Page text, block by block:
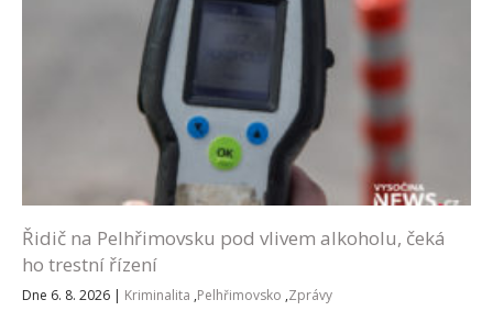
Řidič na Pelhřimovsku pod vlivem alkoholu, čeká
ho trestní řízení
Dne 6. 8. 2026 | Kriminalita ,Pelhřimovsko ,Zprávy